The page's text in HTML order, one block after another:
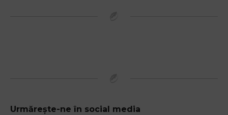
Urmărește-ne în social media